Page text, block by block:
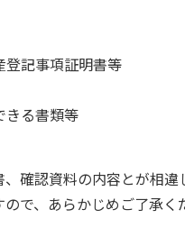
登記事項証明書等
きる書類等
確認資料の内容とが相違
で、あらかじめご了承く